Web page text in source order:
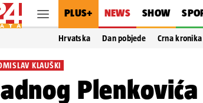
PLUS+ NEWS SHOW
Hrvatska Dan pobjede Crna kronika
KLAUŠKI